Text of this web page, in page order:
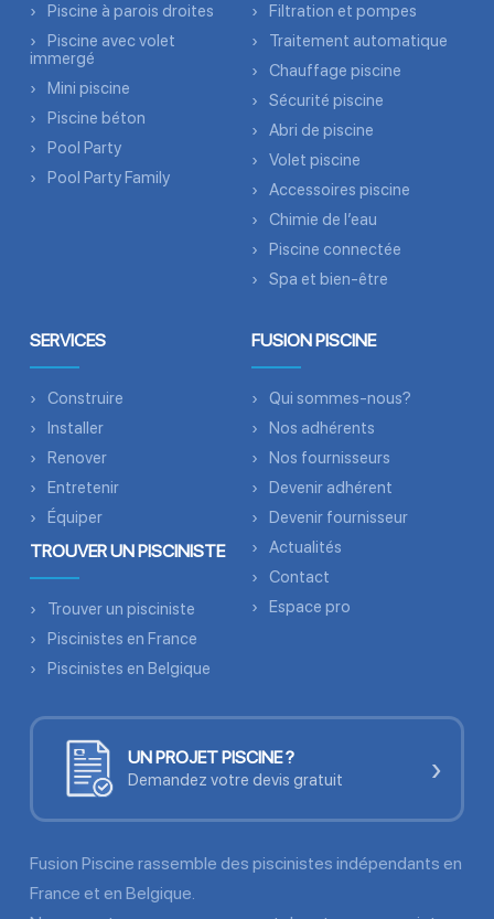
Piscine à parois droites
Piscine avec volet
immergé
Mini piscine
Piscine béton
Pool Party
Pool Party Family
Filtration et pompes
Traitement automatique
Chauffage piscine
Sécurité piscine
Abri de piscine
Volet piscine
Accessoires piscine
Chimie de l’eau
Piscine connectée
Spa et bien-être
SERVICES
Construire
Installer
Renover
Entretenir
Équiper
TROUVER UN PISCINISTE
Trouver un pisciniste
Piscinistes en France
Piscinistes en Belgique
FUSION PISCINE
Qui sommes-nous?
Nos adhérents
Nos fournisseurs
Devenir adhérent
Devenir fournisseur
Actualités
Contact
Espace pro
UN PROJET PISCINE ?
Demandez votre devis gratuit ›
Fusion Piscine rassemble des piscinistes indépendants en
France et en Belgique.